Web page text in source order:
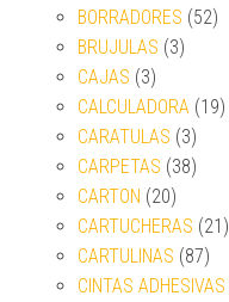
BORRADORES (52)
BRUJULAS (3)
CAJAS (3)
CALCULADORA (19)
CARATULAS (3)
CARPETAS (38)
CARTON (20)
CARTUCHERAS (21)
CARTULINAS (87)
CINTAS ADHESIVAS